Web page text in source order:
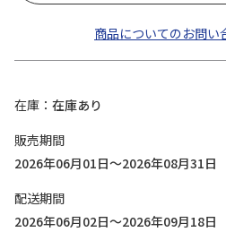
商品についてのお問い
在庫
在庫あり
販売期間
2026年06月01日～2026年08月31日
配送期間
2026年06月02日～2026年09月18日